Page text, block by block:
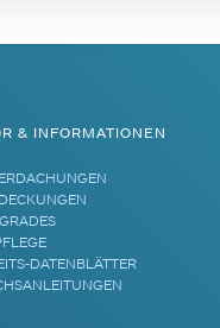
& INFORMATIONEN
DATENBLÄTTER